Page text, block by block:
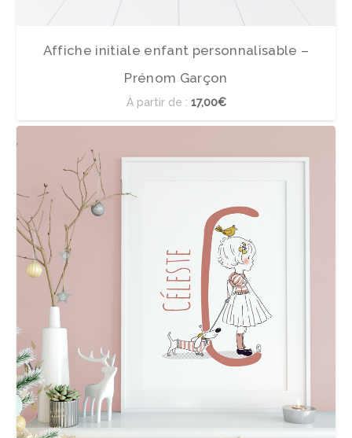
Affiche initiale enfant personnalisable –
Prénom Garçon
À partir de : 17,00€